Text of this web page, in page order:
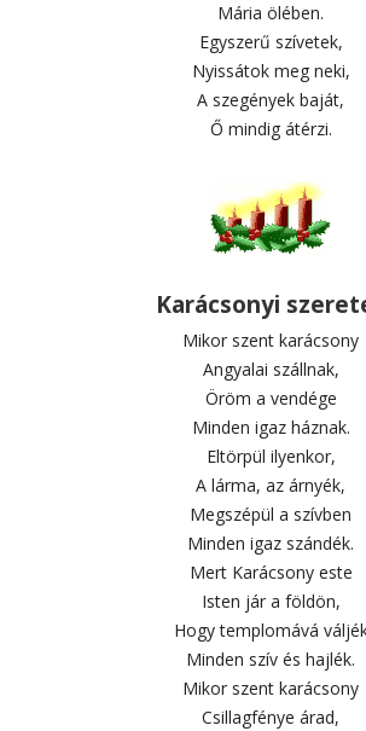
Mária ölében.
Egyszerű szívetek,
Nyissátok meg neki,
A szegények baját,
Ő mindig átérzi.
Karácsonyi
Mikor szent karácsony
Angyalai szállnak,
Öröm a vendége
Minden igaz háznak.
Eltörpül ilyenkor,
A lárma, az árnyék,
Megszépül a szívben
Minden igaz szándék.
Mert Karácsony este
Isten jár a földön,
Hogy templomává
Minden szív és hajlék.
Mikor szent karácsony
Csillagfénye árad,